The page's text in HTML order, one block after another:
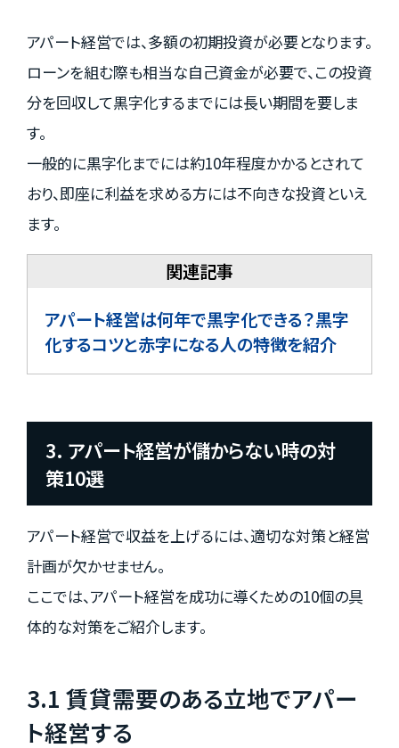
アパート経営では、多額の初期投資が必要となります。
ローンを組む際も相当な自己資金が必要で、この投資
分を回収して黒字化するまでには長い期間を要しま
す。
一般的に黒字化までには約10年程度かかるとされて
おり、即座に利益を求める方には不向きな投資といえ
ます。
アパート経営は何年で黒字化できる？黒字
化するコツと赤字になる人の特徴を紹介
3. アパート経営が儲からない時の対
策10選
アパート経営で収益を上げるには、適切な対策と経営
計画が欠かせません。
ここでは、アパート経営を成功に導くための10個の具
体的な対策をご紹介します。
3.1 賃貸需要のある立地でアパー
ト経営する